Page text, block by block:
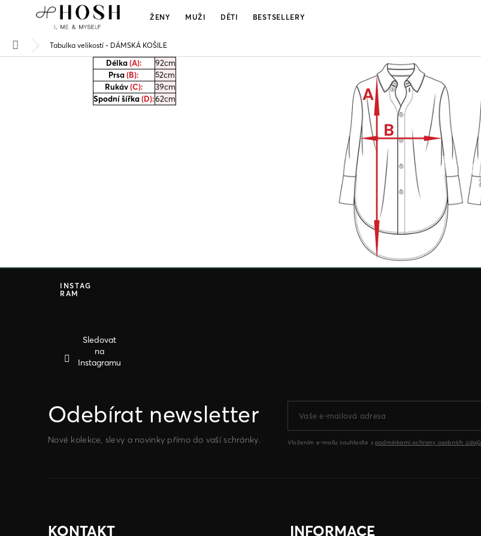
ŽENY MUŽI DĚTI BESTSELLERY
Domů Tabulka velikostí - DÁMSKÁ KOŠILE
Délka(A):
92cm
Prsa(B):
52cm
Rukáv (C):
39cm
Spodní šířka(D):62cm
INSTAG
RAM
Sledovat
na
Instagramu
Odebírat newsletter
Nové kolekce, slevy a novinky přímo do vaší schránky. Vložením e-mailu souhlasíte s podmínkami ochrany osobních údajů
KONTAKT INFORMACE